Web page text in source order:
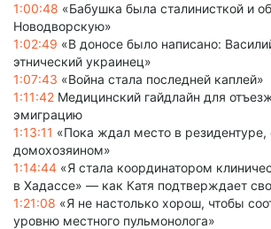
1:00:48 «Бабушка была сталинисткой и
Новодворскую»
1:02:49 «В доносе было написано:
этнический украинец»
1:07:43 «Война стала последней каплей»
1:11:42 Медицинский гайдлайн для
эмиграцию
1:13:11 «Пока ждал место в резидентуре,
домохозяином»
1:14:44 «Я стала координатором
в Хадассе» — как Катя подтверждает
1:21:08 «Я не настолько хорош, чтобы
уровню местного пульмонолога»